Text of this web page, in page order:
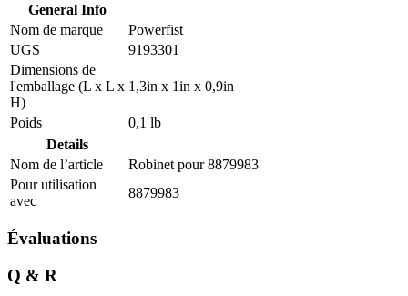
General Info
Nom de marque
Powerfist
UGS
9193301
Dimensions de
l'emballage (L x L x
H)
1,3in x 1in x 0,9in
Poids
0,1 lb
Details
Nom de l’article
Robinet pour 8879983
Pour utilisation
avec
8879983
Évaluations
Q & R